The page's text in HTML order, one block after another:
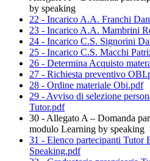
by speaking
22 - Incarico A.A. Franchi
23 - Incarico A.A. Mambrini
24 - Incarico C.S. Signorini
25 - Incarico C.S. Macchi
26 - Determina Acquisto
27 - Richiesta preventivo
28 - Ordine materiale Obi.pdf
29 - Avviso di selezione
Tutor.pdf
30 - Allegato A – Domanda
modulo Learning by speaking
31 - Elenco partecipanti Tutor
Speaking.pdf